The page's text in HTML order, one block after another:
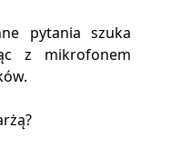
pytania szuka
z mikrofonem